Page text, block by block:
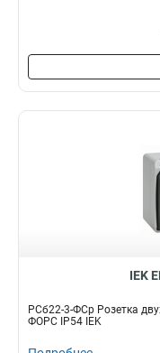
IEK
РСб22-3-ФСр Розетка
ФОРС IP54 IEK